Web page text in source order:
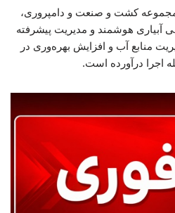
کشت و صنعت و دامپروری،
آبیاری هوشمند و مدیریت پیشرفته
منابع آب و افزایش بهره‌وری در
اجرا درآورده است.